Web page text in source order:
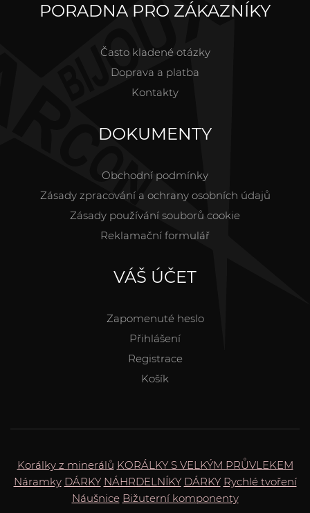
PORADNA PRO ZÁKAZNÍKY
Často kladené otázky
Doprava a platba
Kontakty
DOKUMENTY
Obchodní podmínky
Zásady zpracování a ochrany osobních údajů
Zásady používání souborů cookie
Reklamační formulář
VÁŠ ÚČET
Zapomenuté heslo
Přihlášení
Registrace
Košík
Korálky z minerálů KORÁLKY S VELKÝM PRŮVLEKEM
Náramky DÁRKY NÁHRDELNÍKY DÁRKY Rychlé tvoření
Náušnice Bižuterní komponenty